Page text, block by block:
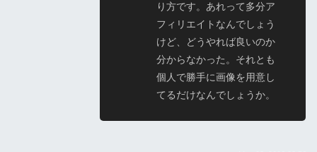
り方です。あれって多分ア
フィリエイトなんでしょう
けど、どうやれば良いのか
分からなかった。それとも
個人で勝手に画像を用意し
てるだけなんでしょうか。